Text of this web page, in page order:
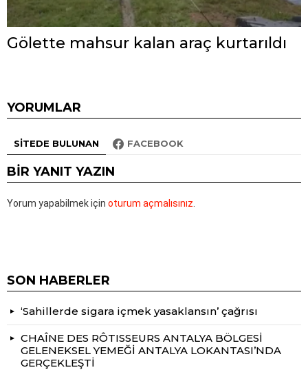
Gölette mahsur kalan araç kurtarıldı
YORUMLAR
SITEDE BULUNAN FACEBOOK
BIR YANIT YAZIN
Yorum yapabilmek için oturum açmalısınız
SON HABERLER
‘Sahillerde sigara içmek yasaklansın’ çağrısı
CHAÎNE DES RÔTISSEURS ANTALYA BÖLGESİ
GELENEKSEL YEMEĞİ ANTALYA LOKANTASI’NDA
GERÇEKLEŞTİ